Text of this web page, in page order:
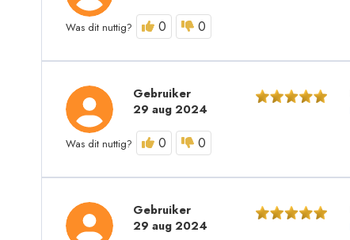
Was dit nuttig? 0 0
Gebruiker
29 aug 2024
Was dit nuttig? 0 0
Gebruiker
29 aug 2024